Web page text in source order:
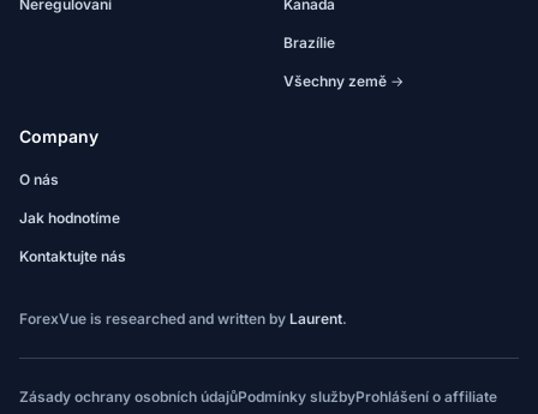
Neregulovaní Kanada
Brazílie
Všechny země →
Company
O nás
Jak hodnotíme
Kontaktujte nás
ForexVue is researched and written by Laurent.
Zásady ochrany osobních údajůPodmínky službyProhlášení o affiliate